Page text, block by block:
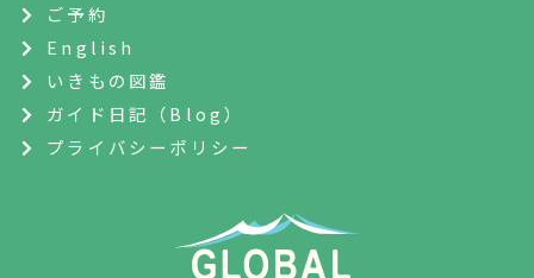
ご予約
English
いきもの図鑑
ガイド日記（Blog）
プライバシーポリシー